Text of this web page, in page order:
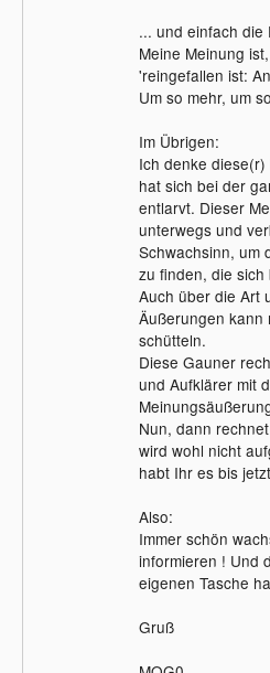
... und einfach die
Meine Meinung
'reingefallen ist:
Um so mehr, um
Im Übrigen:
Ich denke
hat sich bei der
entlarvt. Dieser
unterwegs und
Schwachsinn, um
zu finden, die sich
Auch über die Art
Äußerungen kann
schütteln.
Diese Gauner
und Aufklärer mit
Nun, dann
wird wohl nicht
habt Ihr es bis
Also:
Immer schön
informieren ! Und
eigenen Tasche
Gruß